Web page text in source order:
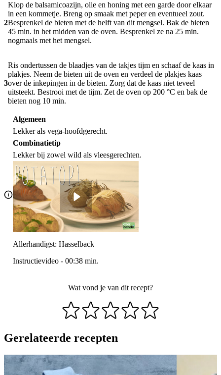
2
Klop de balsamicoazijn, olie en honing met een garde door elkaar
in een kommetje. Breng op smaak met peper en eventueel zout.
Besprenkel de bieten met de helft van dit mengsel. Bak de bieten
45 min. in het midden van de oven. Besprenkel ze na 25 min.
nogmaals met het mengsel.
3
Ris ondertussen de blaadjes van de takjes tijm en schaaf de kaas in
plakjes. Neem de bieten uit de oven en verdeel de plakjes kaas
over de inkepingen in de bieten. Zorg dat de kaas niet teveel
uitsteekt. Bestrooi met de tijm. Zet de oven op 200 °C en bak de
bieten nog 10 min.
Algemeen
Lekker als vega-hoofdgerecht.
Combinatietip
Lekker bij zowel wild als vleesgerechten.
Allerhandigst: Hasselback
Instructievideo - 00:38 min.
Wat vond je van dit recept?
Gerelateerde recepten